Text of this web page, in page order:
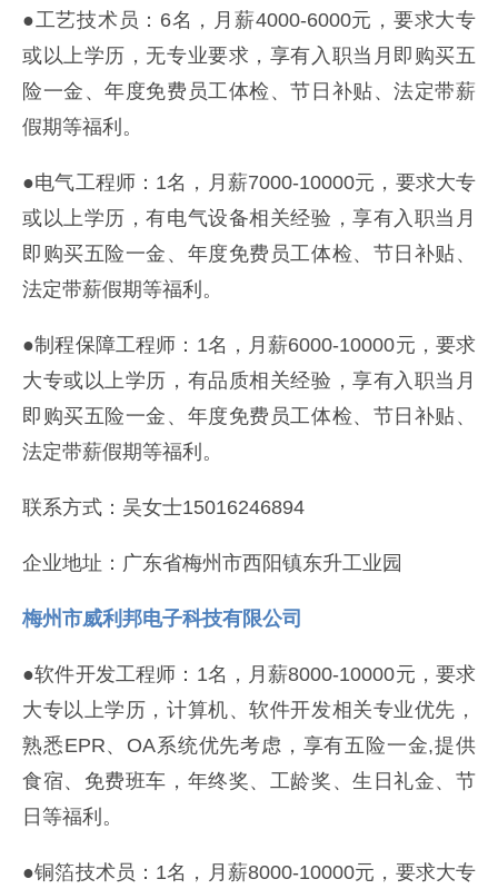
●工艺技术员：6名，月薪4000-6000元，要求大专
或以上学历，无专业要求，享有入职当月即购买五
险一金、年度免费员工体检、节日补贴、法定带薪
假期等福利。
●电气工程师：1名，月薪7000-10000元，要求大专
或以上学历，有电气设备相关经验，享有入职当月
即购买五险一金、年度免费员工体检、节日补贴、
法定带薪假期等福利。
●制程保障工程师：1名，月薪6000-10000元，要求
大专或以上学历，有品质相关经验，享有入职当月
即购买五险一金、年度免费员工体检、节日补贴、
法定带薪假期等福利。
联系方式：吴女士15016246894
企业地址：广东省梅州市西阳镇东升工业园
梅州市威利邦电子科技有限公司
●软件开发工程师：1名，月薪8000-10000元，要求
大专以上学历，计算机、软件开发相关专业优先，
熟悉EPR、OA系统优先考虑，享有五险一金,提供
食宿、免费班车，年终奖、工龄奖、生日礼金、节
日等福利。
●铜箔技术员：1名，月薪8000-10000元，要求大专